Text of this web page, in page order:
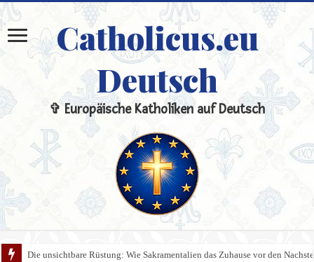
Catholicus.eu
Deutsch
✞ Europäische Katholiken auf Deutsch
Die unsichtbare Rüstung: Wie Sakramentalien das Zuhause vor den